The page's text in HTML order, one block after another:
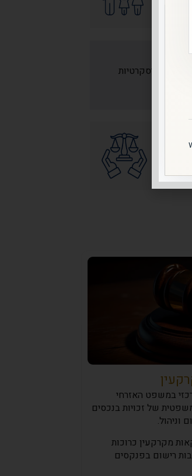
ודיסקרטיות
במשפט האזרחי
של זכויות בנכסים
וניהול.
מקרקעין כרוכות
רישום בפנקסים